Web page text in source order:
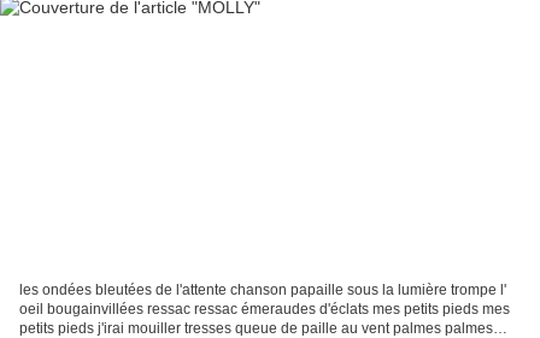
les ondées bleutées de l'attente chanson papaille sous la lumière trompe l'
oeil bougainvillées ressac ressac émeraudes d'éclats mes petits pieds mes
petits pieds j'irai mouiller tresses queue de paille au vent palmes palmes